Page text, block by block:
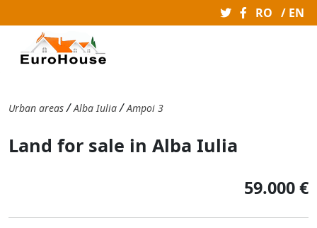
RO / EN
Urban areas/Alba Iulia/Ampoi 3
Land for sale in Alba Iulia
59.000 €